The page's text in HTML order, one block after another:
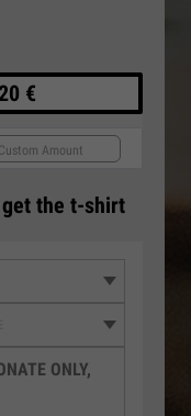
€
get the t-shirt
ONLY,